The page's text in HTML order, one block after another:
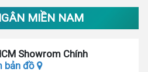
MIỀN NAM
Showrom Chính
bản đồ